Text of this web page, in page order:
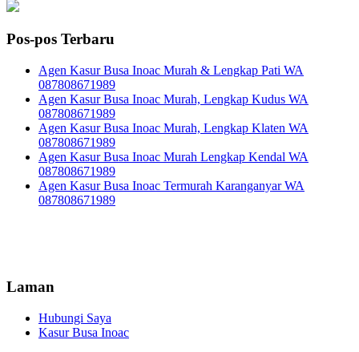
Pos-pos Terbaru
Agen Kasur Busa Inoac Murah & Lengkap Pati WA
087808671989
Agen Kasur Busa Inoac Murah, Lengkap Kudus WA
087808671989
Agen Kasur Busa Inoac Murah, Lengkap Klaten WA
087808671989
Agen Kasur Busa Inoac Murah Lengkap Kendal WA
087808671989
Agen Kasur Busa Inoac Termurah Karanganyar WA
087808671989
Laman
Hubungi Saya
Kasur Busa Inoac